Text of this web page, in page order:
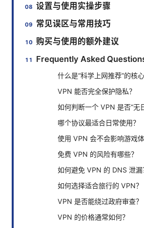
设置与使用实操步骤
常见误区与常用技巧
购买与使用的额外建议
Frequently Asked
什么是“科学上网推荐”的核心
VPN 能否完全保护隐私？
如何判断一个 VPN 是否“无
哪个协议最适合日常使用？
使用 VPN 会不会影响游戏体
免费 VPN 的风险有哪些？
如何避免 VPN 的 DNS 泄漏
如何选择适合旅行的 VPN？
VPN 是否能绕过政府审查？
VPN 的价格通常如何？